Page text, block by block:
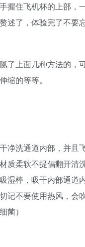
握住飞机杯的上部
述了，体验完了不要
了上面几种方法的
缩的等等。
净洗通道内部，并
质柔软不提倡翻开清
湿棒，吸干内部通
记不要使用热风，
菌）